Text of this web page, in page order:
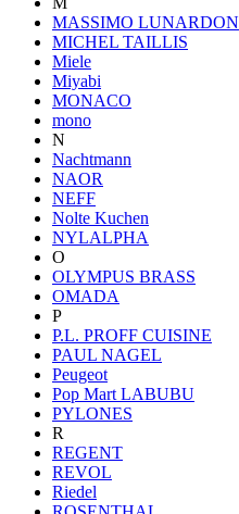
MASSIMO LUNARDON
MICHEL TAILLIS
Miele
Miyabi
MONACO
mono
N
Nachtmann
NAOR
NEFF
Nolte Kuchen
NYLALPHA
O
OLYMPUS BRASS
OMADA
P
P.L. PROFF CUISINE
PAUL NAGEL
Peugeot
Pop Mart LABUBU
PYLONES
R
REGENT
REVOL
Riedel